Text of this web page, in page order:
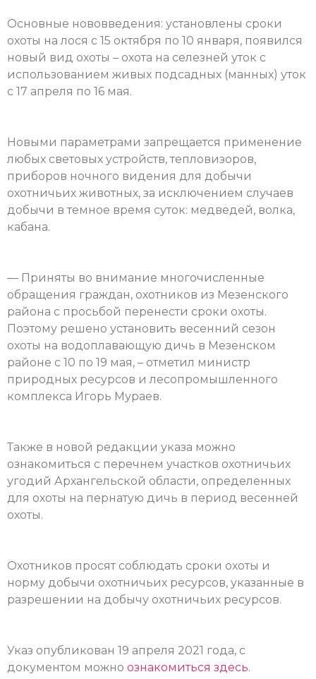
Основные нововведения: установлены сроки
охоты на лося с 15 октября по 10 января, появился
новый вид охоты – охота на селезней уток с
использованием живых подсадных (манных) уток
с 17 апреля по 16 мая.
Новыми параметрами запрещается применение
любых световых устройств, тепловизоров,
приборов ночного видения для добычи
охотничьих животных, за исключением случаев
добычи в темное время суток: медведей, волка,
кабана.
— Приняты во внимание многочисленные
обращения граждан, охотников из Мезенского
района с просьбой перенести сроки охоты.
Поэтому решено установить весенний сезон
охоты на водоплавающую дичь в Мезенском
районе с 10 по 19 мая, – отметил министр
природных ресурсов и лесопромышленного
комплекса Игорь Мураев.
Также в новой редакции указа можно
ознакомиться с перечнем участков охотничьих
угодий Архангельской области, определенных
для охоты на пернатую дичь в период весенней
охоты.
Охотников просят соблюдать сроки охоты и
норму добычи охотничьих ресурсов, указанные в
разрешении на добычу охотничьих ресурсов.
Указ опубликован 19 апреля 2021 года, с
документом можно ознакомиться здесь.